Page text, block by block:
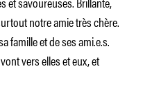
notre amie très chère.
famille et de ses ami.e.s.
vers elles et eux, et